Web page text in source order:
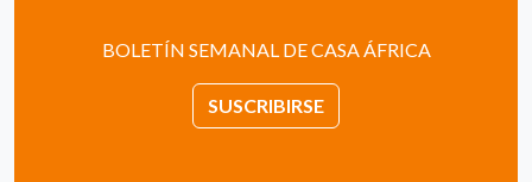
BOLETÍN SEMANAL DE CASA ÁFRICA
SUSCRIBIRSE